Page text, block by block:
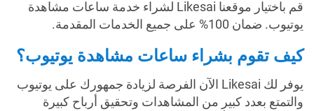
قم باختيار موقعنا Likesai لشراء خدمة ساعات مشاهدة
يوتيوب. ضمان 100% على جميع الخدمات المقدمة.
كيف تقوم بشراء ساعات مشاهدة يوتيوب؟
يوفر لك Likesai الآن الفرصة لزيادة جمهورك على يوتيوب
والتمتع بعدد كبير من المشاهدات وتحقيق أرباح كبيرة